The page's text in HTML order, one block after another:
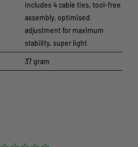
includes 4 cable ties, tool-free
assembly, optimised
adjustment for maximum
stability, super light
37 gram